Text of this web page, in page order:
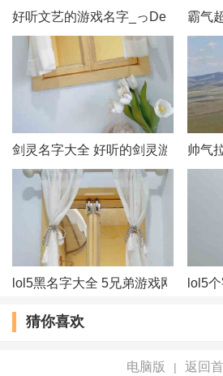
53、染指流年
54、离岛旧人～
55、一路狂奔的蜗牛
56、ご败者★气派﹌
57、栀子花@的思念
58、不如不遇倾城色
59、不毒枉为女人
60、胸大无脑
61、我的秘密
好听文艺的游戏名字_っDemonˊ冥
霸气
剑灵名字大全 好听的剑灵游戏名字
帅气
lol5黑名字大全 5兄弟游戏网名 lol5
猜你喜欢
电脑版 | 返回